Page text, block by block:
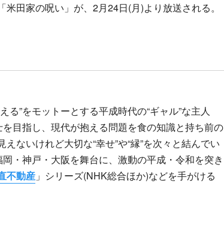
田家の呪い」が、2月24日(月)より放送される。
”をモットーとする平成時代の“ギャル”な主人
目指し、現代が抱える問題を食の知識と持ち前の
ないけれど大切な“幸せ”や“縁”を次々と結んでい
・神戸・大阪を舞台に、激動の平成・令和を突き
不動産 」シリーズ(NHK総合ほか)などを手がける